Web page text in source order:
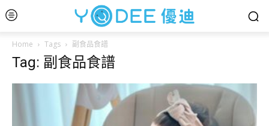
Home Tags 副食品食譜
Tag: 副食品食譜